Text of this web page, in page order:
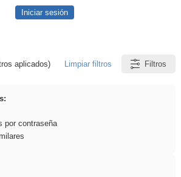
Iniciar sesión
VDj
aplicados) Limpiar filtros Filtros
por contraseña